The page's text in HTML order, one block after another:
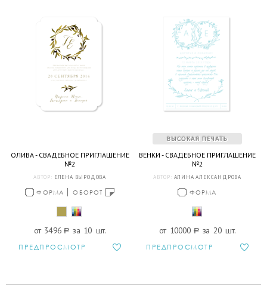
ОЛИВА - СВАДЕБНОЕ ПРИГЛАШЕНИЕ
№2
АВТОР: ЕЛЕНА ВЫРОДОВА
ФОРМА ОБОРОТ
от 3496 a за 10 шт.
ПРЕДПРОСМОТР
ВЕНКИ - СВАДЕБНОЕ ПРИГЛАШЕНИЕ
№2
АВТОР: АЛИНА АЛЕКСАНДРОВА
ФОРМА
от 10000 aза 20 шт.
ПРЕДПРОСМОТР